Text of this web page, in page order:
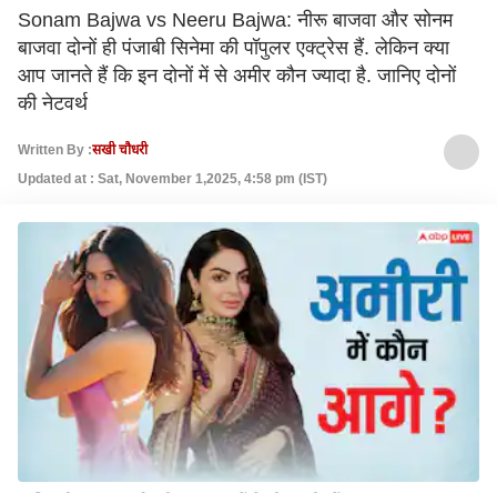
Sonam Bajwa vs Neeru Bajwa: नीरू बाजवा और सोनम
बाजवा दोनों ही पंजाबी सिनेमा की पॉपुलर एक्ट्रेस हैं. लेकिन क्या
आप जानते हैं कि इन दोनों में से अमीर कौन ज्यादा है. जानिए दोनों
की नेटवर्थ
Written By :सखी चौधरी
Updated at : Sat, November 1,2025, 4:58 pm (IST)